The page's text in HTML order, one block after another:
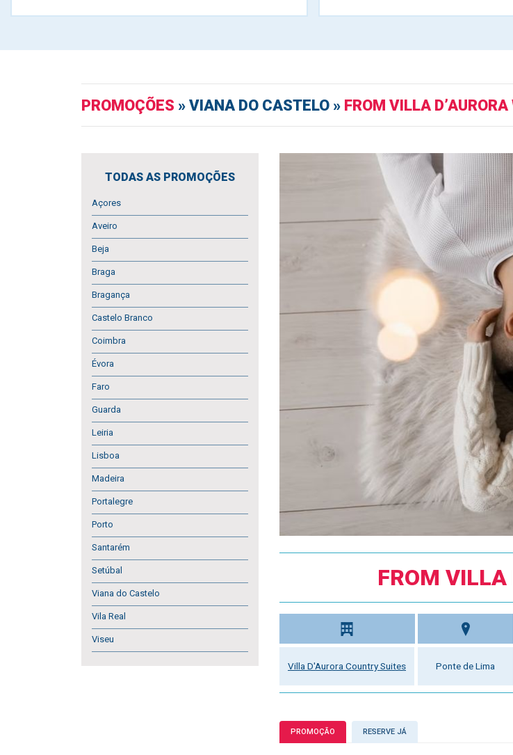
PROMOÇÕES » VIANA DO CASTELO » FROM VILLA
TODAS AS PROMOÇÕES
Açores
Aveiro
Beja
Braga
Bragança
Castelo Branco
Coimbra
Évora
Faro
Guarda
Leiria
Lisboa
Madeira
Portalegre
Porto
Santarém
Setúbal
Viana do Castelo
Vila Real
Viseu
FROM VILLA
Villa D'Aurora Country Suites Ponte de Lima
PROMOÇÃO RESERVE JÁ